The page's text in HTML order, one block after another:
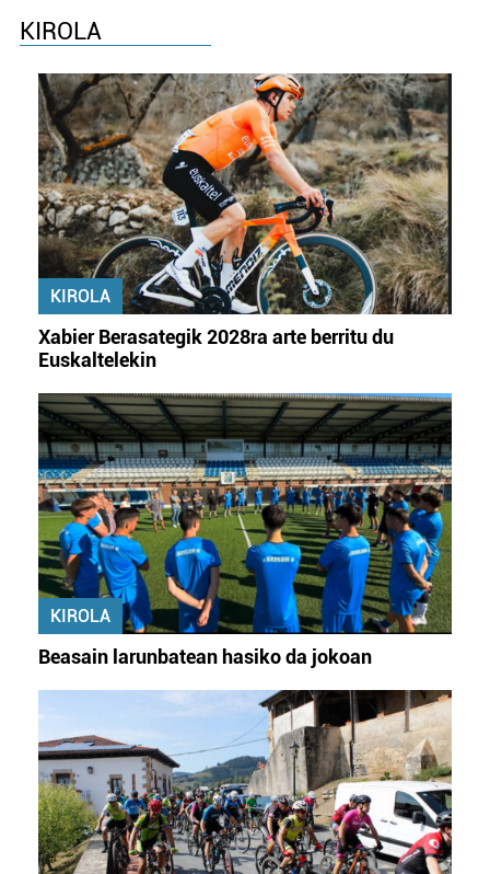
KIROLA
KIROLA
Xabier Berasategik 2028ra arte berritu du
Euskaltelekin
KIROLA
Beasain larunbatean hasiko da jokoan